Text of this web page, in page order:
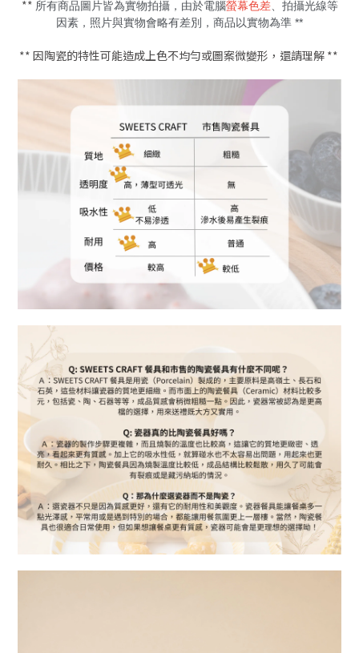
** 所有商品圖片皆為實物拍攝，由於電腦螢幕色差、拍攝光線等
因素，照片與實物會略有差別，商品以實物為準 **
** 因陶瓷的特性可能造成上色不均勻或圖案微變形，還請理解 **